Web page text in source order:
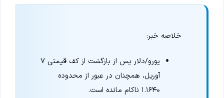
خلاصه خبر:
یورو/دلار پس از بازگشت از کف قیمتی ۷
آوریل، همچنان در عبور از محدوده
۱.۱۶۴۰ ناکام مانده است.